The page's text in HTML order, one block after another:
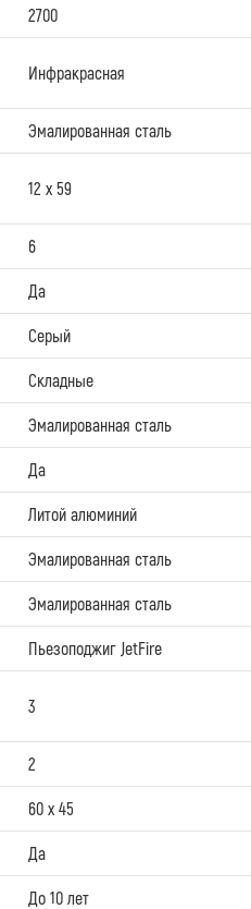
2700
Инфракрасная
Эмалированная сталь
12 х 59
6
Да
Серый
Складные
Эмалированная сталь
Да
Литой алюминий
Эмалированная сталь
Эмалированная сталь
Пьезоподжиг JetFire
3
2
60 х 45
Да
До 10 лет